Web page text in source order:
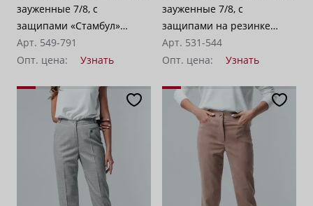
зауженные 7/8, с
защипами «Стамбул»
красные
Арт. 549-791
Опт. цена:
Узнать
зауженные 7/8, с
защипами на резинке
«Рейкьявик» кэмел с синим
Арт. 531-544
Опт. цена:
Узнать